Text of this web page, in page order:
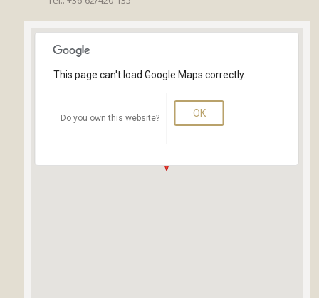
This page can't load Google Maps correctly.
Do you own this website? OK